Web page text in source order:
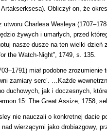
Obliczył on, że
utworu Charlesa Wesleya
żywych i umarłych, przed
nasze dusze na ten wielki dzień
the Watch-Night”, 1749, s. 135.
miał podobne
zamiary serc’. …Każde
duchowych, jak i doczesnych,
15: The Great Assize, 1758,
nie nauczali o konkretnej dacie
wierzącymi jako drobiazgowy,